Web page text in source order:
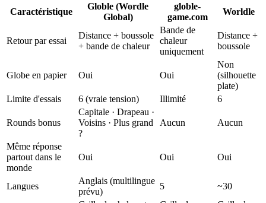
Caractéristique
Globle (Wordle
Global)
globle-
game.com
Worldle
Retour par essai
Distance + boussole
+ bande de chaleur
Bande de
chaleur
uniquement
Distance +
boussole
Globe en papier Oui Oui
Non
(silhouette
plate)
Limite d'essais
6 (vraie tension) Illimité 6
Rounds bonus
Capitale · Drapeau ·
Voisins · Plus grand
?
Aucun Aucun
Même réponse
partout dans le
monde
Oui Oui Oui
Langues
Anglais (multilingue
prévu)
5 ~30